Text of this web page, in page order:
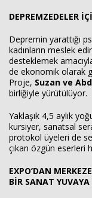
DEPREMZEDELER
Depremin yarattığı
kadınların meslek
desteklemek
de ekonomik olarak
Proje, Suzan ve
birliğiyle yürütülüyor.
Yaklaşık 4,5 aylık
kursiyer, sanatsal
protokol üyeleri de
çıkan özgün eserleri
EXPO’DAN
BİR SANAT